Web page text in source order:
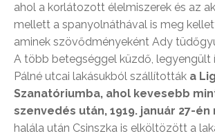
ahol a korlátozott élelmiszerek és az
mellett a spanyolnáthával is meg
aminek szövődményeként Ady
A több betegséggel küzdő, legyengült
Pálné utcai lakásukból szállították a
Szanatóriumba, ahol kevesebb
szenvedés után, 1919. január 27-
halála után Csinszka is elköltözött a